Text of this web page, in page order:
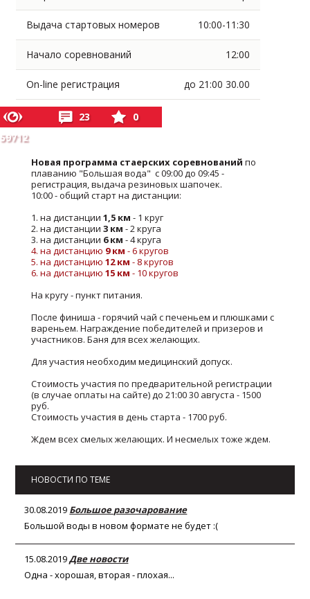
Выдача стартовых номеров 10:00-11:30
Начало соревнований 12:00
On-line регистрация до 21:00 30.00
59712
23 0
Новая программа стаерских соревнований по
плаванию "Большая вода" с 09:00 до 09:45 -
регистрация, выдача резиновых шапочек.
10:00 - общий старт на дистанции:
1. на дистанции1,5 км - 1 круг
2. на дистанции3 км- 2 круга
3. на дистанции 6 км - 4 круга
4. на дистанцию 9 км - 6 кругов
5. на дистанцию12 км - 8 кругов
6. на дистанцию15 км - 10 кругов
На кругу - пункт питания.
После финиша - горячий чай с печеньем и плюшками с
вареньем. Награждение победителей и призеров и
участников. Баня для всех желающих.
Для участия необходим медицинский допуск.
Стоимость участия по предварительной регистрации
(в случае оплаты на сайте) до 21:00 30 августа - 1500
руб.
Стоимость участия в день старта - 1700 руб.
Ждем всех смелых желающих. И несмелых тоже ждем.
НОВОСТИ ПО ТЕМЕ
30.08.2019 Большое разочарование
Большой воды в новом формате не будет :(
15.08.2019Две новости
Одна - хорошая, вторая - плохая...